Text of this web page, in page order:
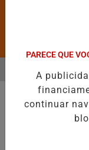
NO DIA
EM ALTA
PARECE QUE
A
continuar